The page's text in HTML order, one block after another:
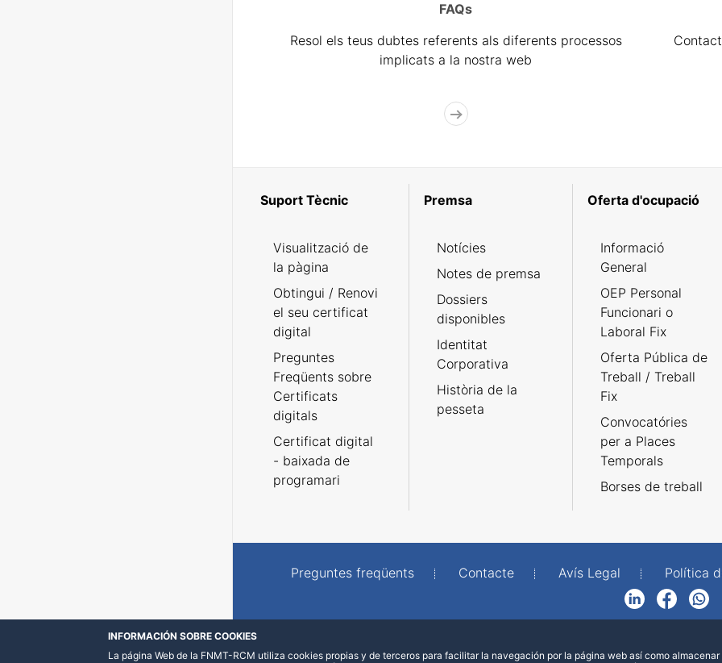
FAQs
Resol els teus dubtes referents als diferents processos
implicats a la nostra web
Suport Tècnic
Visualització de
la pàgina
Obtingui / Renovi
el seu certificat
digital
Preguntes
Freqüents sobre
Certificats
digitals
Certificat digital
- baixada de
programari
Premsa
Notícies
Notes de premsa
Dossiers
disponibles
Identitat
Corporativa
Història de la
pesseta
Oferta d'ocupació
Informació
General
OEP Personal
Funcionari o
Laboral Fix
Oferta Pública de
Treball / Treball
Fix
Convocatóries
per a Places
Temporals
Borses de treball
Preguntes freqüents Contacte Avís Legal Política
FacebookWhatsApp
INFORMACIÓN SOBRE COOKIES
La página Web de la FNMT-RCM utiliza cookies propias y de terceros para facilitar la navegación por la página web así como